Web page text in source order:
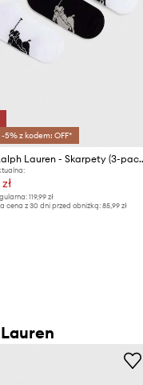
5% z kodem: OFF*
Polo Ralph Lauren
119,99 zł
cena z 30 dni przed obniżką:85,99 zł